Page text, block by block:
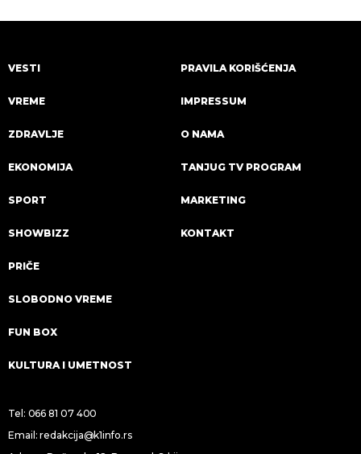
VESTI
VREME
ZDRAVLJE
EKONOMIJA
SPORT
SHOWBIZZ
PRIČE
SLOBODNO VREME
FUN BOX
KULTURA I UMETNOST
PRAVILA KORIŠĆENJA
IMPRESSUM
O NAMA
TANJUG TV PROGRAM
MARKETING
KONTAKT
Tel: 066 81 07 400
Email:redakcija@k1info.rs